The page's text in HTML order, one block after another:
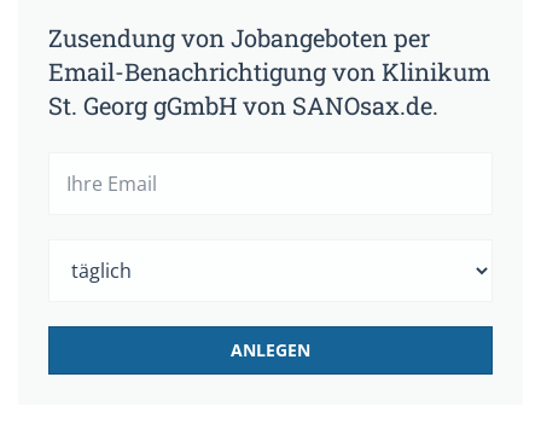
Zusendung von Jobangeboten per
Email-Benachrichtigung von Klinikum
St. Georg gGmbH von SANOsax.de.